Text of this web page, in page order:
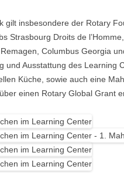
gilt insbesondere der Rotary
Strasbourg Droits de
Columbus Georgia
und Ausstattung des Learning
Küche, sowie auch eine
einen Rotary Global Grant